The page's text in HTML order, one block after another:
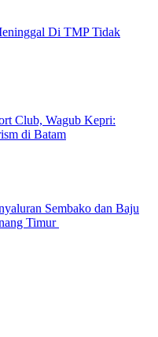
Di TMP Tidak
Club, Wagub Kepri:
di Batam
Sembako dan Baju
Timur